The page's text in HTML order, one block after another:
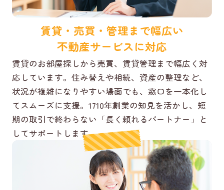
賃貸・売買・管理まで幅広い
不動産サービスに対応
賃貸のお部屋探しから売買、賃貸管理まで幅広く対
応しています。住み替えや相続、資産の整理など、
状況が複雑になりやすい場面でも、窓口を一本化し
てスムーズに支援。1710年創業の知見を活かし、短
期の取引で終わらない「長く頼れるパートナー」と
してサポートします。